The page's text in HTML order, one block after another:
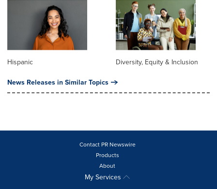
Hispanic Diversity, Equity & Inclusion
News Releases in Similar Topics
Contact PR Newswire
Products
About
My Services